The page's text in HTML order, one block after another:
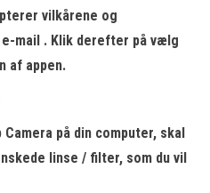
vilkårene og
mail . Klik derefter på vælg
af appen.
på din computer, skal
linse / filter, som du vil